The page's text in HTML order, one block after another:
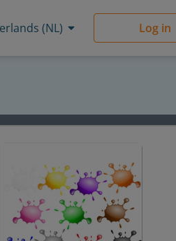
(NL) Log in